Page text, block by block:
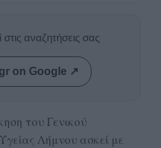
αναζητήσεις σας
on Google ↗
του Γενικού
Λήμνου ασκεί με